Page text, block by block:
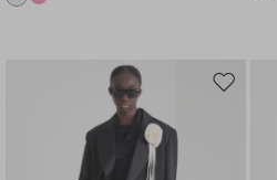
Sposta